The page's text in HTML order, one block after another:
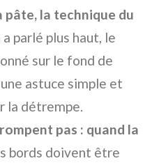
pâte, la technique du
a parlé plus haut, le
sur le fond de
astuce simple et
la détrempe.
pas : quand la
bords doivent être